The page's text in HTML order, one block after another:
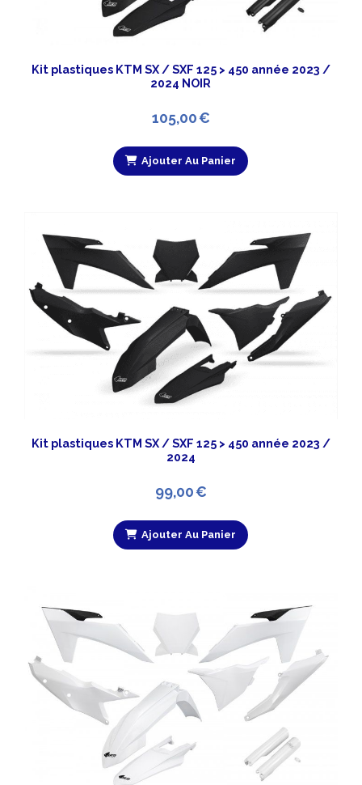
Kit plastiques KTM SX / SXF 125 > 450 année 2023 /
2024 NOIR
105,00€
Ajouter Au Panier
Kit plastiques KTM SX / SXF 125 > 450 année 2023 /
2024
99,00€
Ajouter Au Panier